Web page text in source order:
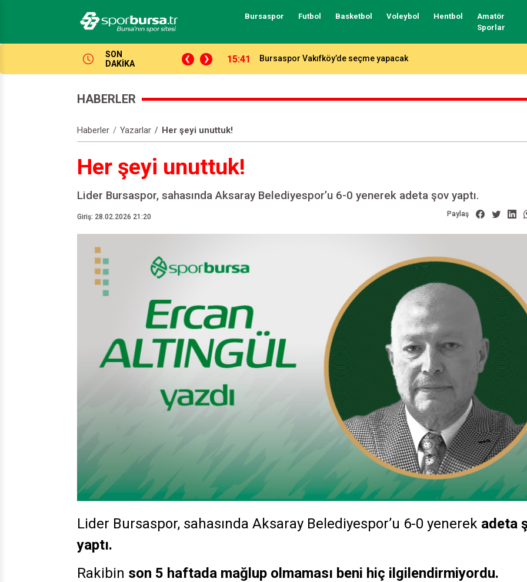
Bursaspor Futbol Basketbol Voleybol Hentbol
Amatör
Sporlar
SON
DAKİKA
14:04 Potada fikstür çekildi, işte Bursaspor ve Tofaş’ın rakipleri…
HABERLER
Haberler Yazarlar Her şeyi unuttuk!
Her şeyi unuttuk!
Lider Bursaspor, sahasında Aksaray Belediyespor’u 6-0 yenerek adeta şov yaptı.
Giriş: 28.02.2026 21:20 Paylaş
Lider Bursaspor, sahasında Aksaray Belediyespor’u 6-0 yenerek adeta
yaptı.
Rakibin son 5 haftada mağlup olmaması beni hiç ilgilendirmiyordu.